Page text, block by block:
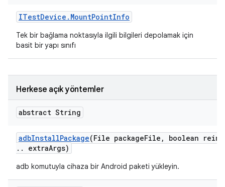
ITestDevice . MountPointInfo
Tek bir bağlama noktasıyla ilgili bilgileri depolamak için
basit bir yapı sınıfı
Herkese açık yöntemler
abstract String
adbInstallPackage(File packageFile ,
boolean
. . extraArgs)
adb komutuyla cihaza bir Android paketi yükleyin.